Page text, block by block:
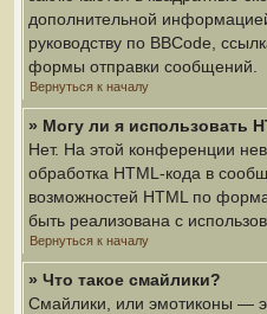
дополнительной
руководству по BBCode,
формы отправки сообщений.
Вернуться к началу
» Могу ли я использовать
Нет. На этой конференции
обработка HTML-кода в
возможностей HTML по
быть реализована с
Вернуться к началу
» Что такое смайлики?
Смайлики, или эмотиконы —